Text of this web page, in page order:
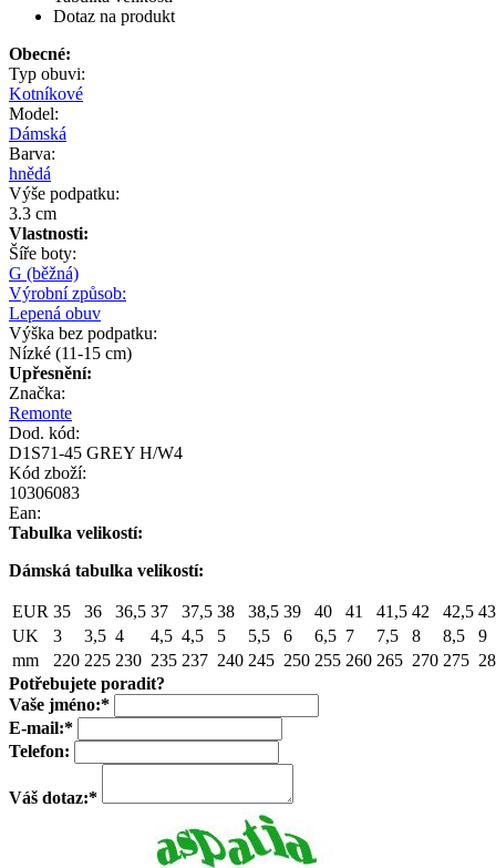
Dotaz na produkt
Obecné:
Typ obuvi:
Kotníkové
Model:
Dámská
Barva:
hnědá
Výše podpatku:
3.3 cm
Vlastnosti:
Šíře boty:
G (běžná)
Výrobní způsob:
Lepená obuv
Výška bez podpatku:
Nízké (11-15 cm)
Upřesnění:
Značka:
Remonte
Dod. kód:
D1S71-45 GREY H/W4
Kód zboží:
10306083
Ean:
Tabulka velikostí:
Dámská tabulka velikostí:
EUR 35 36 36,5 37 37,5 38 38,5 39 40 41 41,5 42 42,5 43
UK
3 3,5 4 4,5 4,5 5 5,5 6 6,5 7 7,5 8 8,5
9
mm
220 225 230 235 237 240 245 250 255 260 265 270 275
Potřebujete poradit?
Vaše jméno:*
E-mail:*
Telefon:
Váš dotaz:*